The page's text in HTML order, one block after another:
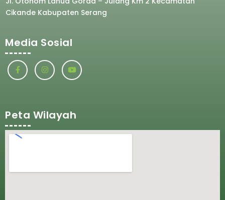
Cikande Kabupaten Serang
Media Sosial
Peta Wilayah